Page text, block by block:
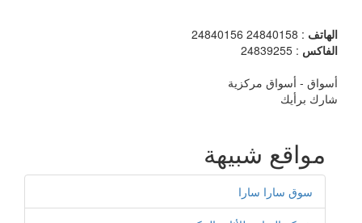
الهاتف : 24840158 24840156
الفاكس : 24839255
أسواق - أسواق مركزية
شارك برأيك
مواقع شبيهة
سوق سارا سارا